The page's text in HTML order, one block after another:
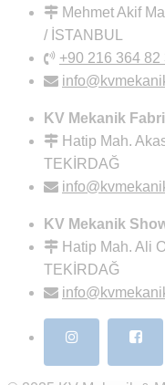
Mehmet Akif
/ İSTANBUL
+90 216 364 82
KV Mekanik
Hatip Mah.
TEKİRDAĞ
KV Mekanik
Hatip Mah. Ali
TEKİRDAĞ